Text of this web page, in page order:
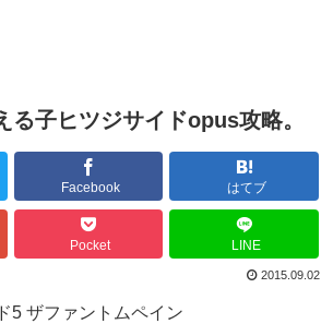
る子ヒツジサイドopus攻略。
Facebook はてブ
Pocket LINE
2015.09.02
5 ザファントムペイン